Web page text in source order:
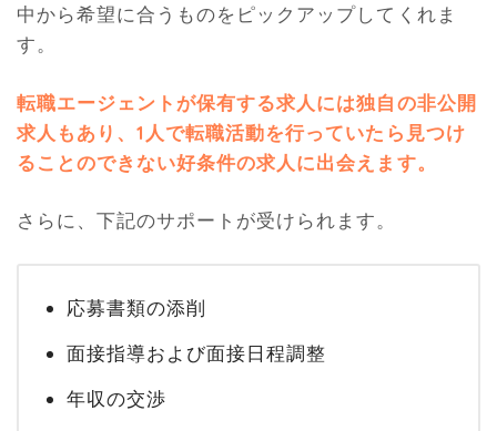
中から希望に合うものをピックアップしてくれま
す。
転職エージェントが保有する求人には独自の非公開
求人もあり、1人で転職活動を行っていたら見つけ
ることのできない好条件の求人に出会えます。
さらに、下記のサポートが受けられます。
応募書類の添削
面接指導および面接日程調整
年収の交渉